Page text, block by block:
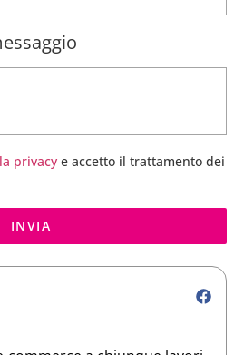
privacy e accetto il trattamento dei
INVIA